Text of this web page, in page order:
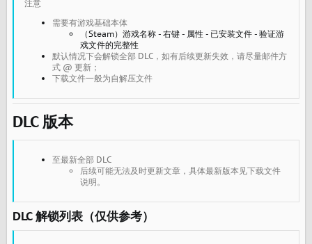
注意
需要有游戏基础本体
（Steam）游戏名称 - 右键 - 属性 - 已安装文件 - 验证游
戏文件的完整性
默认情况下会解锁全部 DLC，如有后续更新失效，请尽量邮件方
式 @ 更新；
下载文件一般为自解压文件
DLC 版本
至最新全部 DLC
后续可能无法及时更新文章，具体最新版本见下载文件
说明。
DLC 解锁列表（仅供参考）